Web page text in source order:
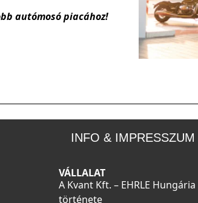
autómosó piacához!
INFO & IMPRESSZUM
VÁLLALAT
A Kvant Kft. – EHRLE Hungária
története